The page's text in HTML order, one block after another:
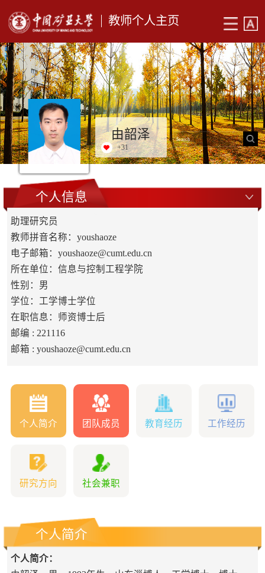
教师个人主页
由韶泽
+31
个人信息
助理研究员
教师拼音名称：youshaoze
电子邮箱： youshaoze@cumt.edu.cn
所在单位：信息与控制工程学院
性别：男
学位：工学博士学位
在职信息：师资博士后
邮编 : 221116
邮箱 : youshaoze@cumt.edu.cn
个人简介 团队成员 教育经历 工作经历
研究方向 社会兼职
个人简介
个人简介：